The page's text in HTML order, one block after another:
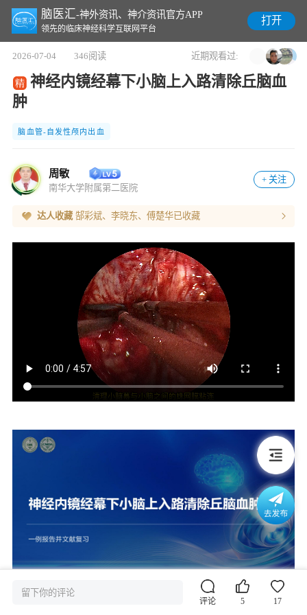
脑医汇-神外资讯、神介资讯官方APP
领先的临床神经科学互联网平台
打开
2026-07-04 346阅读 近期观看过:
神经内镜经幕下小脑上入路清除丘脑血
肿
脑血管-自发性颅内出血
周敏
南华大学附属第二医院
+ 关注
达人收藏 郜彩斌、李晓东、傅楚华已收藏
留下你的评论
评论 5 17